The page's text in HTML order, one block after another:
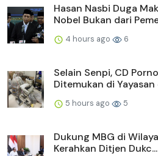
Hasan Nasbi Duga
Nobel Bukan dari
4 hours ago 6
Selain Senpi, CD
Ditemukan di Yayasan
5 hours ago 5
Dukung MBG di
Kerahkan Ditjen Dukc...